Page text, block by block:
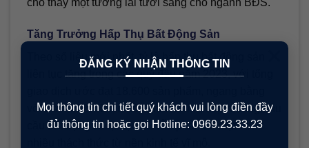
ĐĂNG KÝ NHẬN THÔNG TIN
Mọi thông tin chi tiết quý khách vui lòng điền đầy
đủ thông tin hoặc gọi Hotline: 0969.23.33.23
cho thấy một tương lai tươi sáng cho ngành BĐS.
Tăng Trưởng Hấp Thụ Bất Động Sản
Theo số liệu mới nhất, tỷ lệ hấp thụ bất động sản
liên tục tăng trong các quý đầu năm 2023, với tổng
với năm 2022. Điều này phản ánh ổn định trong nhu
cầu bất động sản, mặc dù vẫn phải đối mặt với